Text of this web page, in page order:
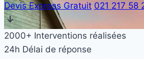
Devis Express Gratuit 021 217 58
2000+ Interventions réalisées
24h Délai de réponse